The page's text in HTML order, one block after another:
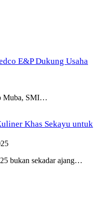
E&P Dukung Usaha
Muba, SMI…
Khas Sekayu untuk
bukan sekadar ajang…